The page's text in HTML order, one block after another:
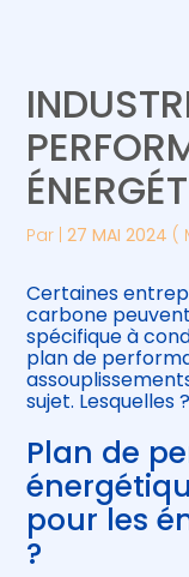
Gérer votre
Piloter votre
Développer votre
Construire votre
Être prêt pour la
électronique
Suivre votre
Gérer vos
Par |27 MAI 2024 (
Certaines
carbone
spécifique à
plan de
sujet. Lesquelles ?
Plan de
pour les
?